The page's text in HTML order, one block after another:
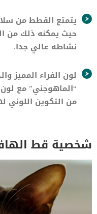
يتمتع القطط من
حيث يمكنه ذلك من
نشاطه عالي جدا.
لون الفراء المميز
“الماهوجني” مع
من التكوين اللوني
شخصية قط